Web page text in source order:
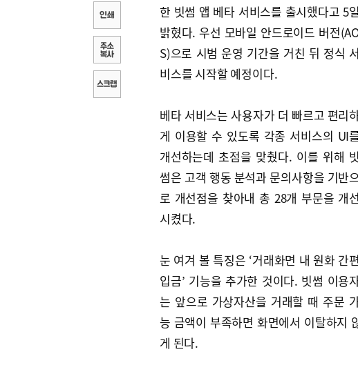
한 빗썸 앱 베타 서비스를 출시했다고 5일
밝혔다. 우선 모바일 안드로이드 버전
S)으로 시범 운영 기간을 거친 뒤 정식 서
비스를 시작할 예정이다.
베타 서비스는 사용자가 더 빠르고 편리
게 이용할 수 있도록 각종 서비스의 UI
개선하는데 초점을 맞췄다. 이를 위해 빗
썸은 고객 행동 분석과 문의사항을 기반
로 개선점을 찾아내 총 28개 부문을 개선
시켰다.
눈 여겨 볼 특징은 ‘거래화면 내 원화 간편
입금’ 기능을 추가한 것이다. 빗썸 이용
는 앞으로 가상자산을 거래할 때 주문
능 금액이 부족하면 화면에서 이탈하지
게 된다.